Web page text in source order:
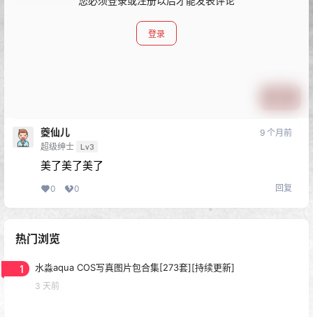
登录
夔仙儿
超级绅士 Lv3
9 个月前
美了美了美了
0 0 回复
热门浏览
1 水淼aqua COS写真图片包合集[273套][持续更新]
3 天前